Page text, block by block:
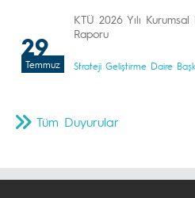
29
Temmuz
KTÜ 2026 Yılı
Raporu
Strateji Geliştirme Daire
Tüm Duyurular